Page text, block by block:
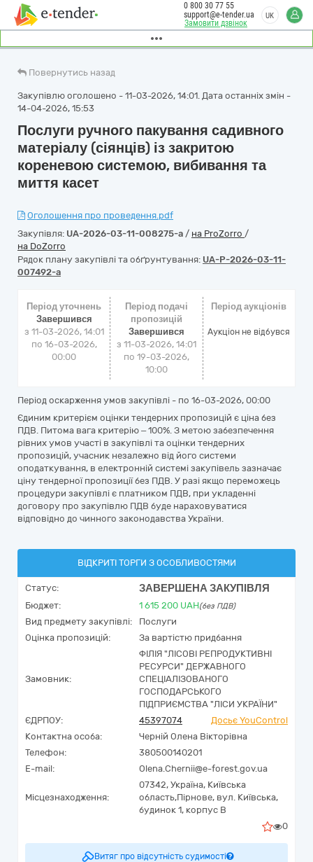
Замовити дзвінок
0 800 30 77 55
support@e-tender.ua
UK
Повернутись назад
Закупівлю оголошено - 11-03-2026, 14:01. Дата останніх змін -
14-04-2026, 15:53
Послуги ручного пакування садивного
матеріалу (сіянців) із закритою
кореневою системою, вибивання та
миття касет
Оголошення про проведення.pdf
Закупівля: UA-2026-03-11-008275-a / на ProZorro /
на DoZorro
Рядок плану закупівлі та обґрунтування: UA-P-2026-03-11-
007492-a
Період уточнень
Завершився
з 11-03-2026, 14:01
по 16-03-2026,
00:00
Період подачі
пропозицій
Завершився
з 11-03-2026, 14:01
по 19-03-2026,
10:00
Період аукціонів
Аукціон не відбувся
Період оскарження умов закупівлі - по 16-03-2026, 00:00
Єдиним критерієм оцінки тендерних пропозицій є ціна без
ПДВ. Питома вага критерію – 100%. З метою забезпечення
рівних умов участі в закупівлі та оцінки тендерних
пропозицій, учасник незалежно від його системи
оподаткування, в електронній системі закупівель зазначає
ціну тендерної пропозиції без ПДВ. У разі якщо переможець
процедури закупівлі є платником ПДВ, при укладенні
договору про закупівлю ПДВ буде нараховуватися
відповідно до чинного законодавства України.
ВІДКРИТІ ТОРГИ З ОСОБЛИВОСТЯМИ
Статус: ЗАВЕРШЕНА ЗАКУПІВЛЯ
Бюджет: 1 615 200 UAH(без ПДВ)
Вид предмету закупівлі:
Послуги
Оцінка пропозицій:
За вартістю придбання
Замовник:
ФІЛІЯ "ЛІСОВІ РЕПРОДУКТИВНІ
РЕСУРСИ" ДЕРЖАВНОГО
СПЕЦІАЛІЗОВАНОГО
ГОСПОДАРСЬКОГО
ПІДПРИЄМСТВА "ЛІСИ УКРАЇНИ"
ЄДРПОУ:
45397074
Досьє YouControl
Контактна особа:
Черній Олена Вікторівна
Телефон:
380500140201
E-mail:
Olena.Chernii@e-forest.gov.ua
Місцезнаходження:
07342, Україна, Київська
область,Пірнове, вул. Київська,
будинок 1, корпус В
0
Витяг про відсутність судимості